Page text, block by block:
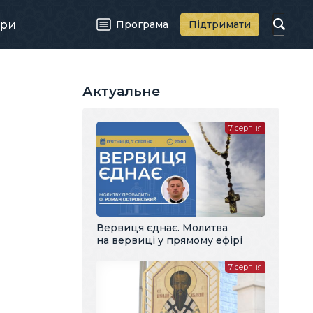
Програма Підтримати
Актуальне
Вервиця єднає. Молитва
на вервиці у прямому ефірі
7 серпня
7 серпня